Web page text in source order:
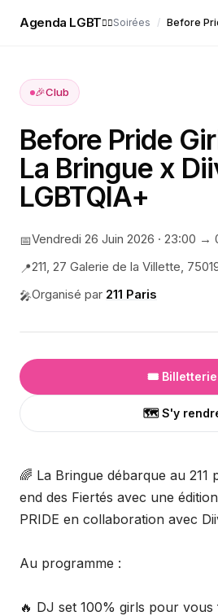
Agenda LGBT🏳️‍🌈Soirées /
🎉Club
Before Pride
La Bringue x
LGBTQIA+
📅Vendredi 26 Juin 2026 · 23:00 →
📍211, 27 Galerie de la Villette,
🎤Organisé par 211 Paris
🎟️ Billetterie
🗺️ S'y
🌈 La Bringue débarque au
end des Fiertés avec une
PRIDE en collaboration avec
Au programme :
🔥 DJ set 100% girls pour